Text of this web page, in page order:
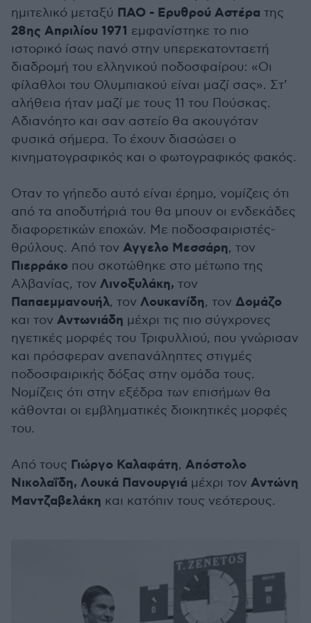
ημιτελικό μεταξύ ΠΑΟ - Ερυθρού Αστέρα της
28ης Απριλίου 1971 εμφανίστηκε το πιο
ιστορικό ίσως πανό στην υπερεκατονταετή
διαδρομή του ελληνικού ποδοσφαίρου: «Οι
φίλαθλοι του Ολυμπιακού είναι μαζί σας». Στ’
αλήθεια ήταν μαζί με τους 11 του Πούσκας.
Αδιανόητο και σαν αστείο θα ακουγόταν
φυσικά σήμερα. Το έχουν διασώσει ο
κινηματογραφικός και ο φωτογραφικός φακός.
Οταν το γήπεδο αυτό είναι έρημο, νομίζεις ότι
από τα αποδυτήριά του θα μπουν οι ενδεκάδες
διαφορετικών εποχών. Με ποδοσφαιριστές-
θρύλους. Από τον Αγγελο Μεσσάρη, τον
Πιερράκο που σκοτώθηκε στο μέτωπο της
Αλβανίας, τον Λινοξυλάκη, τον
Παπαεμμανουήλ, τον Λουκανίδη, τον Δομάζο
και τον Αντωνιάδη μέχρι τις πιο σύγχρονες
ηγετικές μορφές του Τριφυλλιού, που γνώρισαν
και πρόσφεραν ανεπανάληπτες στιγμές
ποδοσφαιρικής δόξας στην ομάδα τους.
Νομίζεις ότι στην εξέδρα των επισήμων θα
κάθονται οι εμβληματικές διοικητικές μορφές
του.
Από τους Γιώργο Καλαφάτη, Απόστολο
Νικολαΐδη, Λουκά Πανουργιά μέχρι τον Αντώνη
Μαντζαβελάκη και κατόπιν τους νεότερους.